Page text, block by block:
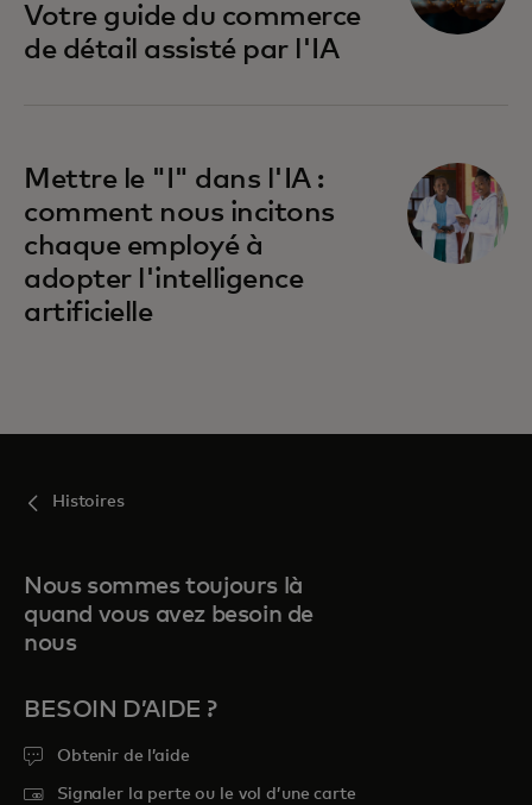
Votre guide du commerce
de détail assisté par l'IA
Mettre le "I" dans l'IA :
comment nous incitons
chaque employé à
adopter l'intelligence
artificielle
Histoires
Nous sommes toujours là
quand vous avez besoin de
nous
BESOIN D’AIDE ?
Obtenir de l’aide
Signaler la perte ou le vol d’une carte